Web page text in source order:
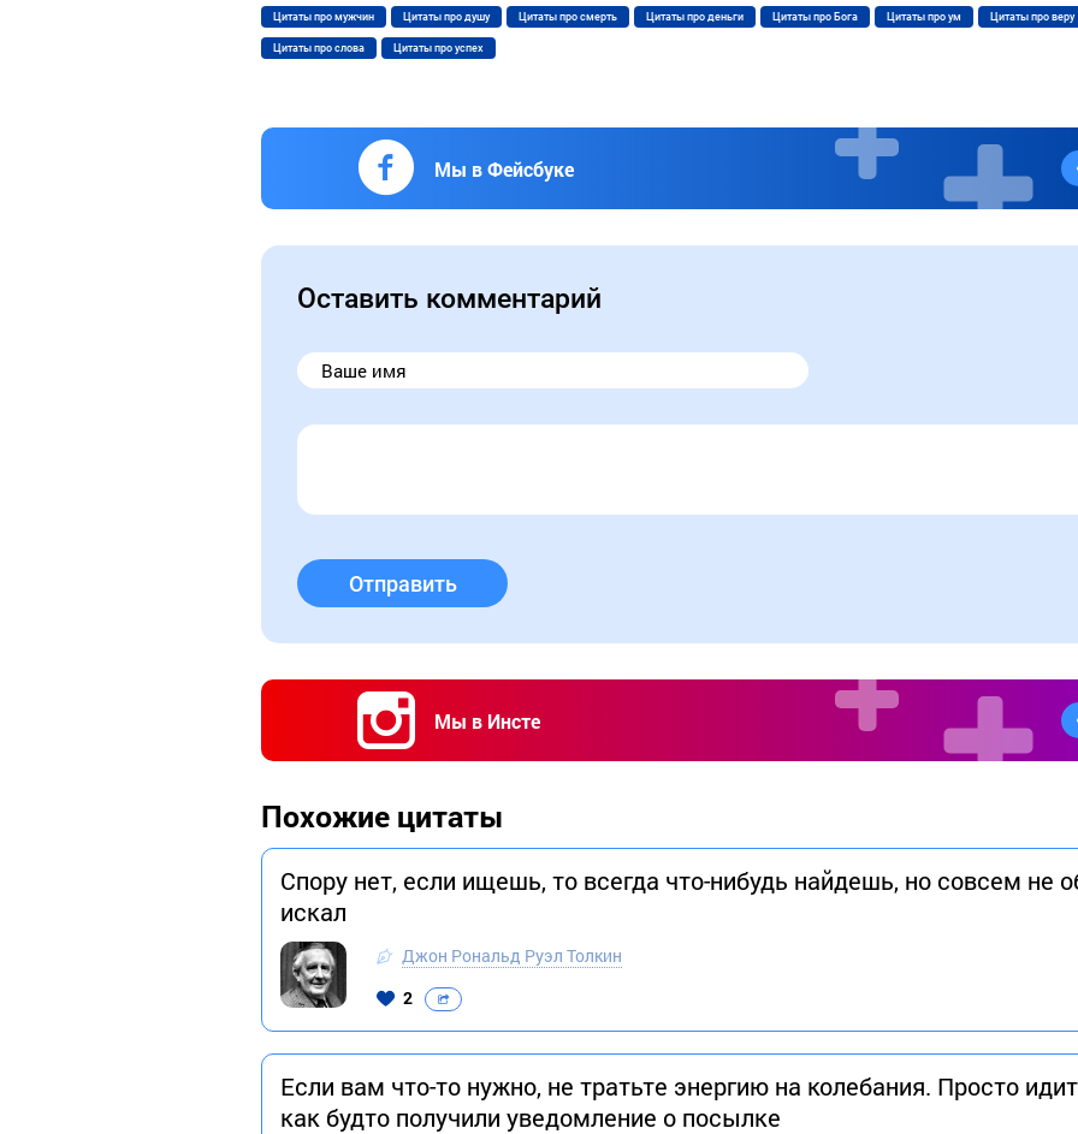
Цитаты про мужчин Цитаты про душу Цитаты про смерть Цитаты про деньги Цитаты про Бога Цитаты про ум Цитаты про веру
Цитаты про слова Цитаты про успех
Мы в Фейсбуке
Оставить комментарий
Отправить
Мы в Инсте
Похожие цитаты
Спору нет, если ищешь, то всегда что-нибудь найдешь, но совсем не
искал
Джон Рональд Руэл Толкин
2
Если вам что-то нужно, не тратьте энергию на колебания. Просто
как будто получили уведомление о посылке